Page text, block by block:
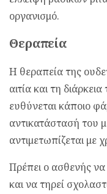
οργανισμό.
Θεραπεία
Η θεραπεία της
αιτία και τη
ευθύνεται κάποιο
αντικατάστασή του
αντιμετωπίζεται
Πρέπει ο ασθενής
και να τηρεί